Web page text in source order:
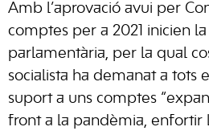
Amb l’aprovació avui per
comptes per a 2021 inicien
parlamentària, per la qual
socialista ha demanat a tots
suport a uns comptes
front a la pandèmia, enfortir